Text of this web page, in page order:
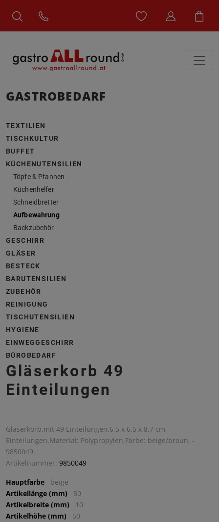
GASTROBEDARF
TEXTILIEN
TISCHKULTUR
BUFFET
KÜCHENUTENSILIEN
Töpfe & Pfannen
Küchenhelfer
Schneidbretter
Aufbewahrung
Backzubehör
GESCHIRR
GLÄSER
BESTECK
BARUTENSILIEN
ZUBEHÖR
REINIGUNG
TISCHUTENSILIEN
HYGIENE
EINWEGGESCHIRR
BÜROBEDARF
Gläserkorb 49
Einteilungen
Gläserkorb,mit 49 Einteilungen,6,5 x 6,5 x 8,7 cm
Einteilungen,Material: Polypropylen,Farbe: beige/braun, -
9850049.
Artikelnummer: 9850049
Hauptfarbe
beige
Artikellänge (mm)
50
Artikelbreite (mm)
10
Artikelhöhe (mm)
50